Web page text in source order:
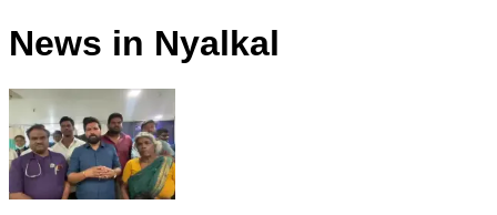
News in Nyalkal